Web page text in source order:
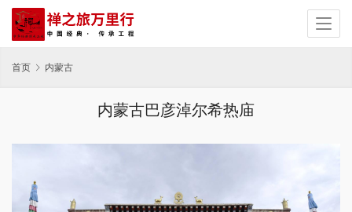
首页 内蒙古
内蒙古巴彦淖尔希热庙